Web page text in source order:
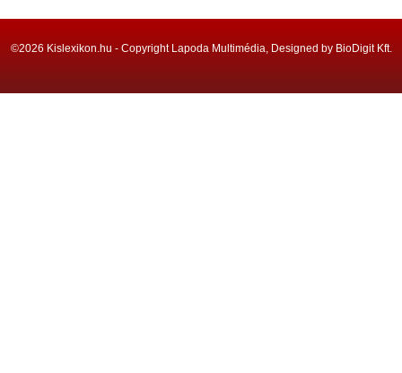
©2026 Kislexikon.hu - Copyright Lapoda Multimédia, Designed by BioDigit Kft.